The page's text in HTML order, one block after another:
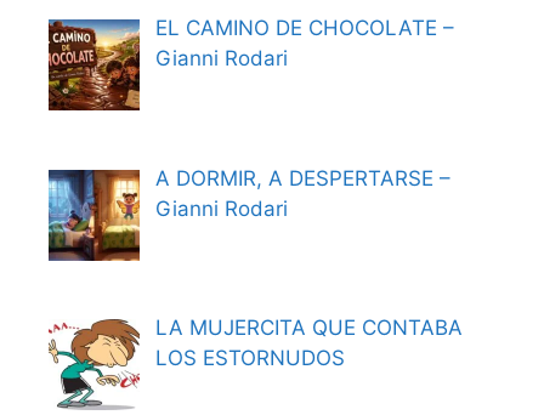
EL CAMINO DE CHOCOLATE –
Gianni Rodari
A DORMIR, A DESPERTARSE –
Gianni Rodari
LA MUJERCITA QUE CONTABA
LOS ESTORNUDOS